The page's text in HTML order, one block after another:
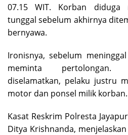
07.15 WIT. Korban diduga
tunggal sebelum akhirnya
bernyawa.
Ironisnya, sebelum
meminta pertolongan.
diselamatkan, pelaku justru
motor dan ponsel milik korban.
Kasat Reskrim Polresta
Ditya Krishnanda,